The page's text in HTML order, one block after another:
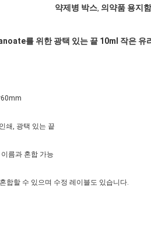
약제병 박스, 의약품 용지함
를 위한 광택 있는 끝 10ml 작은 유
쇄, 광택 있는 끝
름과 혼합 가능
합할 수 있으며 수정 레이블도 있습니다.